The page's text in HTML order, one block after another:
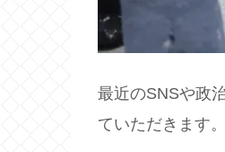
最近のSNSや政
ていただきます。